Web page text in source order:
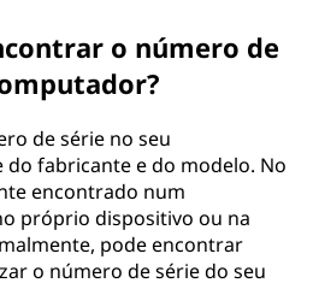
o número de
de série no seu
fabricante e do modelo. No
encontrado num
próprio dispositivo ou na
pode encontrar
o número de série do seu